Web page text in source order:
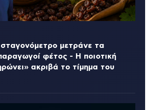
μετράνε τα
φέτος - Η ποιοτική
ακριβά το τίμημα του